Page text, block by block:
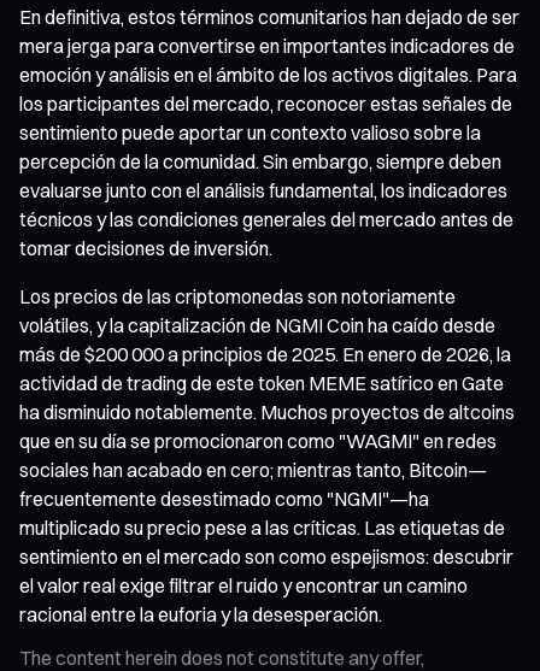
En definitiva, estos términos comunitarios han dejado de ser
mera jerga para convertirse en importantes indicadores de
emoción y análisis en el ámbito de los activos digitales. Para
los participantes del mercado, reconocer estas señales de
sentimiento puede aportar un contexto valioso sobre la
percepción de la comunidad. Sin embargo, siempre deben
evaluarse junto con el análisis fundamental, los indicadores
técnicos y las condiciones generales del mercado antes de
tomar decisiones de inversión.
Los precios de las criptomonedas son notoriamente
volátiles, y la capitalización de NGMI Coin ha caído desde
más de $200 000 a principios de 2025. En enero de 2026, la
actividad de trading de este token MEME satírico en Gate
ha disminuido notablemente. Muchos proyectos de altcoins
que en su día se promocionaron como "WAGMI" en redes
sociales han acabado en cero; mientras tanto, Bitcoin—
frecuentemente desestimado como "NGMI"—ha
multiplicado su precio pese a las críticas. Las etiquetas de
sentimiento en el mercado son como espejismos: descubrir
el valor real exige filtrar el ruido y encontrar un camino
racional entre la euforia y la desesperación.
The content herein does not constitute any offer,